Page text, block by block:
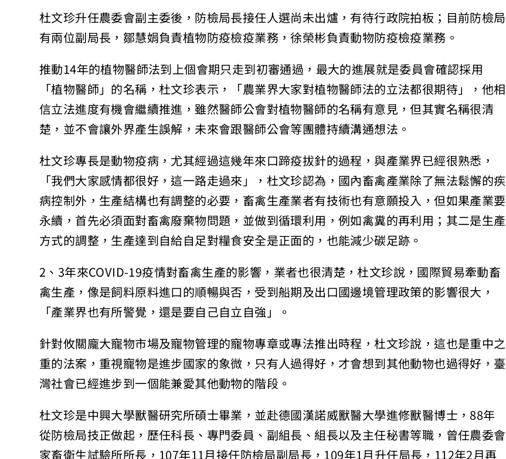
杜文珍升任農委會副主委後，防檢局長接任人選尚未出爐，有待行政院拍板；目前防檢局
有兩位副局長，鄒慧娟負責植物防疫檢疫業務，徐榮彬負責動物防疫檢疫業務。
推動14年的植物醫師法到上個會期只走到初審通過，最大的進展就是委員會確認採用
「植物醫師」的名稱，杜文珍表示，「農業界大家對植物醫師法的立法都很期待」，他相
信立法進度有機會繼續推進，雖然醫師公會對植物醫師的名稱有意見，但其實名稱很清
楚，並不會讓外界產生誤解，未來會跟醫師公會等團體持續溝通想法。
杜文珍專長是動物疫病，尤其經過這幾年來口蹄疫拔針的過程，與產業界已經很熟悉，
「我們大家感情都很好，這一路走過來」，杜文珍認為，國內畜禽產業除了無法鬆懈的疾
病控制外，生產結構也有調整的必要，畜禽生產業者有技術也有意願投入，但如果產業要
永續，首先必須面對畜禽廢棄物問題，並做到循環利用，例如禽糞的再利用；其二是生產
方式的調整，生產達到自給自足對糧食安全是正面的，也能減少碳足跡。
2、3年來COVID-19疫情對畜禽生產的影響，業者也很清楚，杜文珍說，國際貿易牽動畜
禽生產，像是飼料原料進口的順暢與否，受到船期及出口國邊境管理政策的影響很大，
「產業界也有所警覺，還是要自己自立自強」。
針對攸關龐大寵物市場及寵物管理的寵物專章或專法推出時程，杜文珍說，這也是重中之
重的法案，重視寵物是進步國家的象微，只有人過得好，才會想到其他動物也過得好，臺
灣社會已經進步到一個能兼愛其他動物的階段。
杜文珍是中興大學獸醫研究所碩士畢業，並赴德國漢諾威獸醫大學進修獸醫博士，88年
從防檢局技正做起，歷任科長、專門委員、副組長、組長以及主任秘書等職，曾任農委會